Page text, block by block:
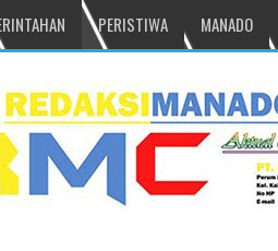
PERISTIWA MANADO